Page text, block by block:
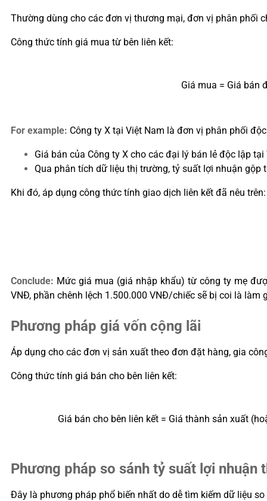
Thường dùng cho các đơn vị thương mại, đơn vị phân phối
Công thức tính giá mua từ bên liên kết:
Giá mua = Giá bán
For example: Công ty X tại Việt Nam là đơn vị phân phối
Giá bán của Công ty X cho các đại lý bán lẻ độc lập
Qua phân tích dữ liệu thị trường, tỷ suất lợi nhuận
Khi đó, áp dụng công thức tính giao dịch liên kết đã nêu trên:
Conclude: Mức giá mua (giá nhập khẩu) từ công ty mẹ
VNĐ, phần chênh lệch 1.500.000 VNĐ/chiếc sẽ bị coi là
Phương pháp giá vốn cộng lãi
Áp dụng cho các đơn vị sản xuất theo đơn đặt hàng, gia
Công thức tính giá bán cho bên liên kết:
Giá bán cho bên liên kết = Giá thành sản xuất
Phương pháp so sánh tỷ suất lợi nhuận
Đây là phương pháp phổ biến nhất do dễ tìm kiếm dữ liệu